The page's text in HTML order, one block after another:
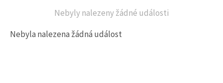
Nebyly nalezeny žádné události
Nebyla nalezena žádná událost